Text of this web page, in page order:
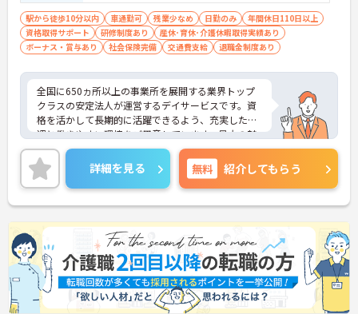
駅から徒歩10分以内 車通勤可 残業少なめ 日勤のみ
年間休日110日以上
資格取得サポート
研修制度あり
産休･育休･介護休暇取得実績あり
ボーナス・賞与あり
社会保険完備 交通費支給 退職金制度あり
全国に650ヵ所以上の事業所を展開する業界トップ
クラスの安定法人が運営するデイサービスです。資
格を活かして長期的に活躍できるよう、充実した待
遇と働きやすい環境をご用意しています。最大の魅
力は夜勤なしの日勤のみで年間休日は119日しっか
り確保できる点にあります。毎月付与されるリフレ
ッシュ休暇を利用して連休の取得も可能です。ま
た、子育てサポート企業として「くるみん認定」を
取得しており、こども休暇や充実した扶養手当など
ご家庭との両立を後押しする制度が整っています。
入社後1年間は専用のチューターがつき手厚くフォ
ローするため、新しい環境への不安を軽減できま
す。最大185万円の賞与支給の実績や、宿泊費補助
等の独自の福利厚生制度も備わっており、有資格者
の方がご自身の個性を大切にしながらやりがいを持
って働き続けられるおすすめの職場です。
詳細を見る 無料 紹介してもらう